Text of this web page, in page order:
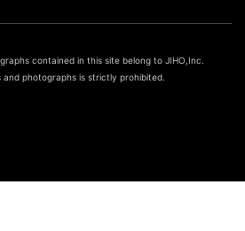
contained in this site belong to JIHO,Inc.
photographs is strictly prohibited.